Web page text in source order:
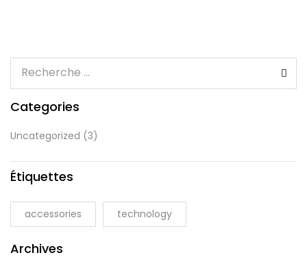
Categories
Uncategorized (3)
Étiquettes
accessories technology
Archives